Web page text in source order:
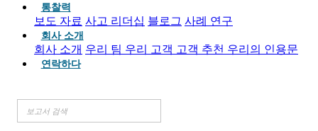
통찰력
보도 자료 사고 리더십 블로그 사례 연구
회사 소개
회사 소개 우리 팀 우리 고객 고객 추천 우리의 인용문
연락하다